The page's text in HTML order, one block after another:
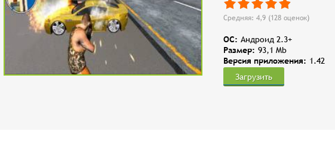
Средняя: 4,9 (128оценок)
OC: Андроид 2.3+
Размер: 93,1 Mb
Версия приложения: 1.42
Загрузить